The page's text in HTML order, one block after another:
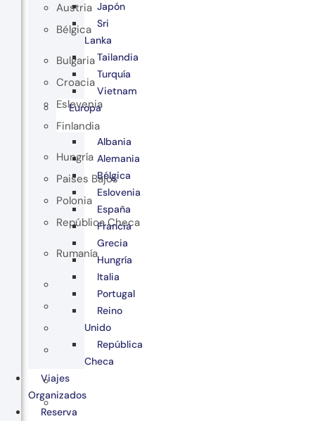
Austria
Bélgica
Bulgaria
Croacia
Eslovenia
Finlandia
Hungría
Paises Bajos
Polonia
República Checa
Rumanía
Japón
Sri
Lanka
Tailandia
Turquía
Vietnam
Europa
Albania
Alemania
Bélgica
Eslovenia
España
Francia
Grecia
Hungría
Italia
Portugal
Reino
Unido
República
Checa
Viajes
Organizados
Reserva